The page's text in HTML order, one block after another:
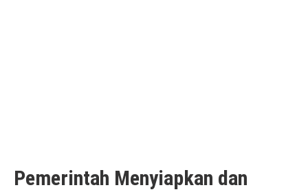
Pemerintah Menyiapkan dan